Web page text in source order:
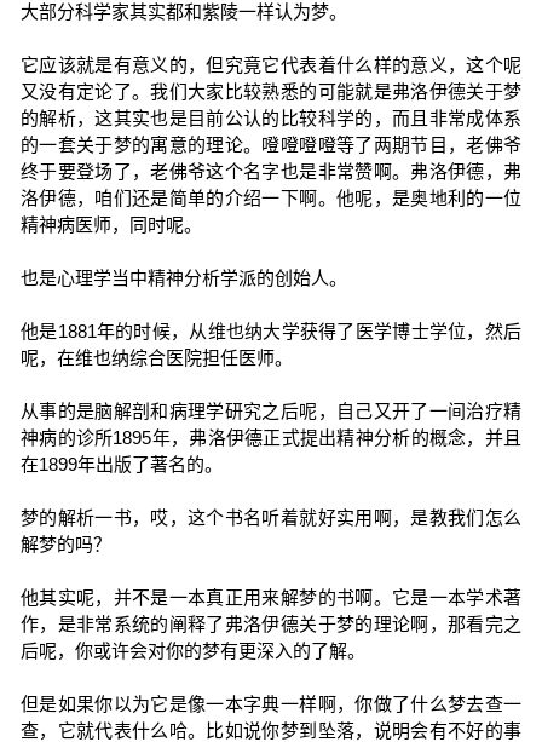
大部分科学家其实都和紫陵一样认为梦。
它应该就是有意义的，但究竟它代表着什么样的意义，这个呢
又没有定论了。我们大家比较熟悉的可能就是弗洛伊德关于梦
的解析，这其实也是目前公认的比较科学的，而且非常成体系
的一套关于梦的寓意的理论。噔噔噔噔等了两期节目，老佛爷
终于要登场了，老佛爷这个名字也是非常赞啊。弗洛伊德，弗
洛伊德，咱们还是简单的介绍一下啊。他呢，是奥地利的一位
精神病医师，同时呢。
也是心理学当中精神分析学派的创始人。
他是1881年的时候，从维也纳大学获得了医学博士学位，然后
呢，在维也纳综合医院担任医师。
从事的是脑解剖和病理学研究之后呢，自己又开了一间治疗精
神病的诊所1895年，弗洛伊德正式提出精神分析的概念，并且
在1899年出版了著名的。
梦的解析一书，哎，这个书名听着就好实用啊，是教我们怎么
解梦的吗？
他其实呢，并不是一本真正用来解梦的书啊。它是一本学术著
作，是非常系统的阐释了弗洛伊德关于梦的理论啊，那看完之
后呢，你或许会对你的梦有更深入的了解。
但是如果你以为它是像一本字典一样啊，你做了什么梦去查一
查，它就代表什么哈。比如说你梦到坠落，说明会有不好的事